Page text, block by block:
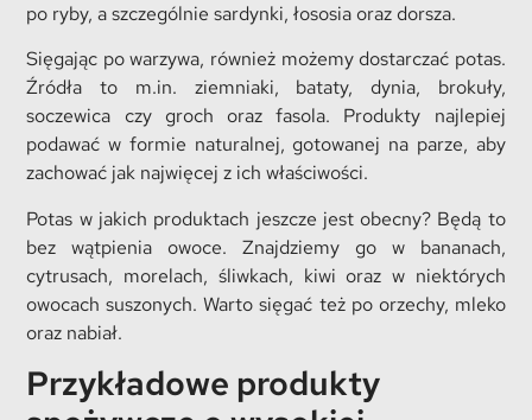
po ryby, a szczególnie sardynki, łososia oraz dorsza.
Sięgając po warzywa, również możemy dostarczać potas.
Źródła to m.in. ziemniaki, bataty, dynia, brokuły,
soczewica czy groch oraz fasola. Produkty najlepiej
podawać w formie naturalnej, gotowanej na parze, aby
zachować jak najwięcej z ich właściwości.
Potas w jakich produktach jeszcze jest obecny? Będą to
bez wątpienia owoce. Znajdziemy go w bananach,
cytrusach, morelach, śliwkach, kiwi oraz w niektórych
owocach suszonych. Warto sięgać też po orzechy, mleko
oraz nabiał.
Przykładowe produkty